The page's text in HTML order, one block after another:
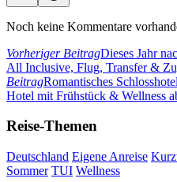
Noch keine Kommentare
Vorheriger BeitragDieses Jahr
All Inclusive, Flug, Transfer &
BeitragRomantisches
Hotel mit Frühstück & Wellness
Reise-Themen
Deutschland Eigene Anreise
Sommer TUI Wellness